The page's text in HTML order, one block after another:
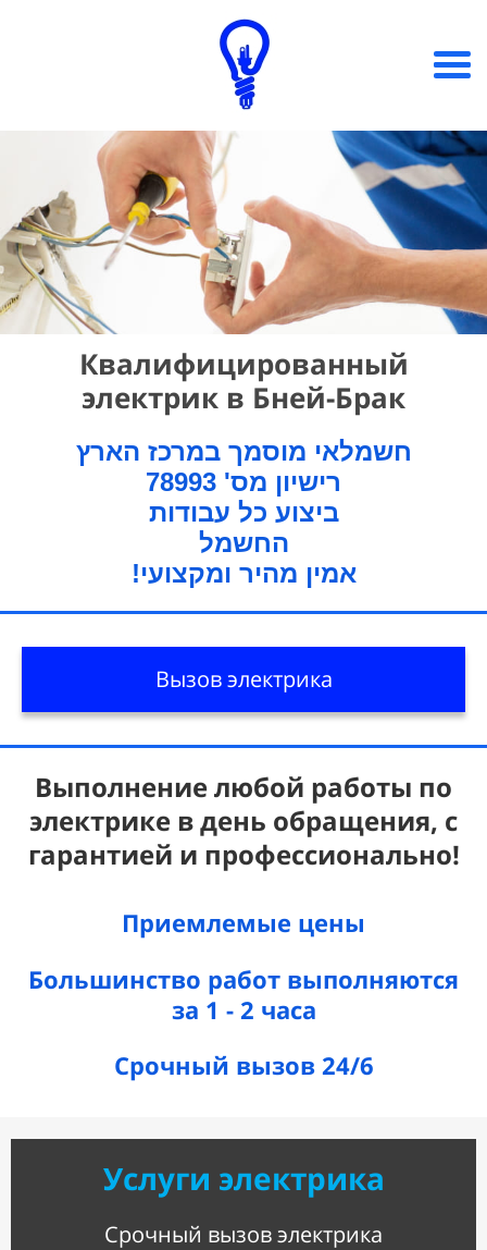
Квалифицированный
электрик в Бней-Брак
חשמלאי מוסמך במרכז הארץ
רישיון מס' 78993
ביצוע כל עבודות
החשמל
!אמין מהיר ומקצועי
Вызов электрика
Выполнение любой работы по
электрике в день обращения, с
гарантией и профессионально!
Приемлемые цены
Большинство работ выполняются
за 1 - 2 часа
Срочный вызов 24/6
Услуги электрика
Срочный вызов электрика